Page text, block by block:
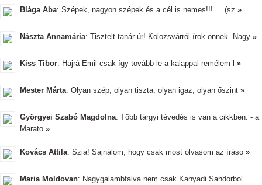
Blága Aba: Szépek, nagyon szépek és a cél is nemes!!! ... (sz »
Nászta Annamária: Tisztelt tanár úr! Kolozsvárról írok önnek. Nagy »
Kiss Tibor: Hajrá Emil csak így tovább le a kalappal remélem l »
Mester Márta: Olyan szép, olyan tiszta, olyan igaz, olyan őszint »
Györgyei Szabó Magdolna: Több tárgyi tévedés is van a cikkben: - a
Marato »
Kovács Attila: Szia! Sajnálom, hogy csak most olvasom az íráso »
Maria Moldovan: Nagygalambfalva nem csak Kanyadi Sandorbol